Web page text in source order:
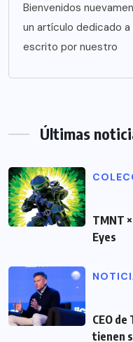
Bienvenidos
un artículo dedicado
escrito por nuestro
Últimas
TMNT
Eyes
CEO
tienen